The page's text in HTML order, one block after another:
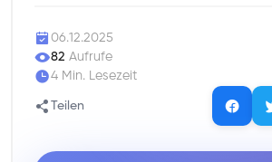
06.12.2025
82 Aufrufe
4 Min. Lesezeit
Teilen